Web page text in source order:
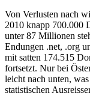
Von Verlusten nach
2010 knapp 700.000
unter 87 Millionen
Endungen .net, .org
mit satten 174.515
fortsetzt. Nur bei
leicht nach unten,
statistischen